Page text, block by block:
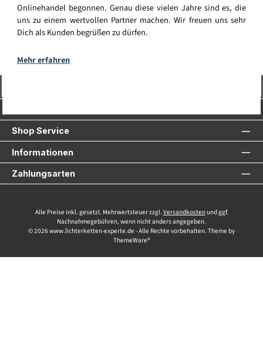
Onlinehandel begonnen. Genau diese vielen Jahre sind es, die
uns zu einem wertvollen Partner machen. Wir freuen uns sehr
Dich als Kunden begrüßen zu dürfen.
Mehr erfahren
Shop Service
Informationen
Zahlungsarten
Alle Preise inkl. gesetzl. Mehrwertsteuer zzgl. Versandkostenund ggf.
Nachnahmegebühren, wenn nicht anders angegeben.
© 2026 www.lichterketten-experte.de - Alle Rechte vorbehalten. Theme by
ThemeWare®